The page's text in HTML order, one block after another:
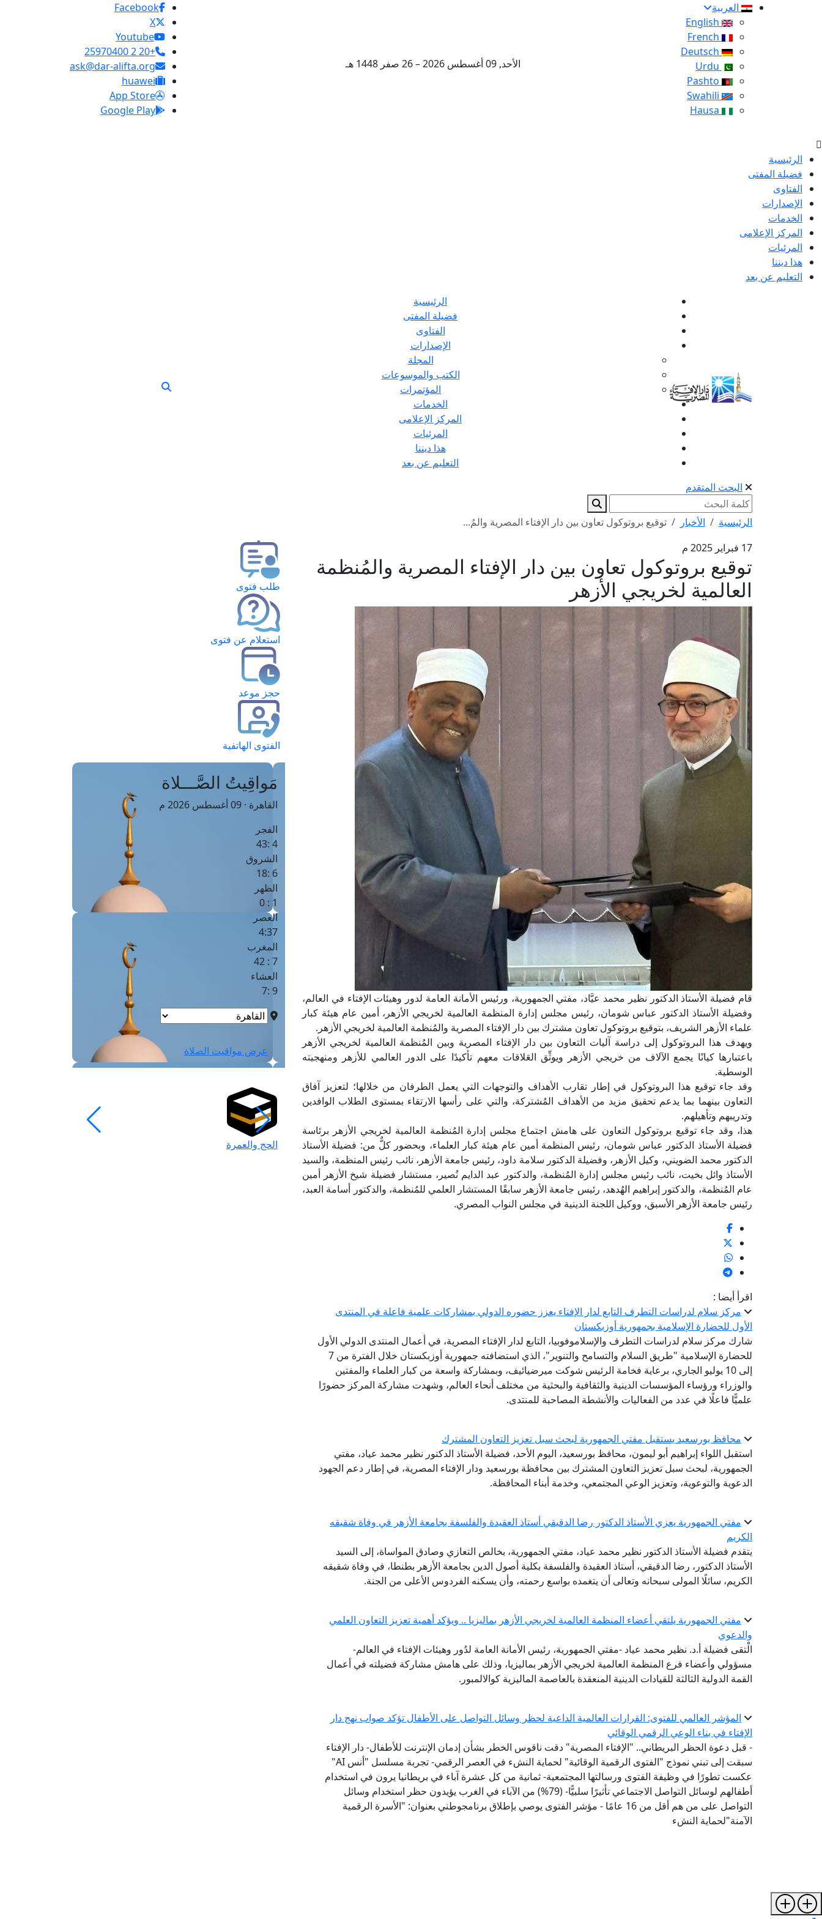
العربية
الأحد, 09 أغسطس 2026 – 26 صفر 1448 هـ
Facebook
X
Youtube
+20 2 25970400
ask@dar-alifta.org
huawei
App Store
Google Play
الرئيسية
فضيلة المفتى
الفتاوى
الإصدارات
الخدمات
المركز الإعلامى
المرئيات
هذا ديننا
التعليم عن بعد
الرئيسية
فضيلة المفتى
الفتاوى
الإصدارات
المجلة
الكتب والموسوعات
المؤتمرات
الخدمات
المركز الإعلامى
المرئيات
هذا ديننا
التعليم عن بعد
البحث المتقدم
الرئيسية الأخبار
توقيع بروتوكول تعاون بين دار الإفتاء المصرية والمُ...
17 فبراير 2025 م
توقيع بروتوكول تعاون بين دار الإفتاء المصرية والمُنظمة
العالمية لخريجي الأزهر
قام فضيلة الأستاذ الدكتور نظير محمد عيَّاد، مفتي الجمهورية، ورئيس الأمانة العامة لدور وهيئات الإفتاء في العالم،
وفضيلة الأستاذ الدكتور عباس شومان، رئيس مجلس إدارة المنظمة العالمية لخريجي الأزهر، أمين عام هيئة كبار
علماء الأزهر الشريف، بتوقيع بروتوكول تعاون مشترك بين دار الإفتاء المصرية والمُنظمة العالمية لخريجي الأزهر.
ويهدف هذا البروتوكول إلى دراسة آليات التعاون بين دار الإفتاء المصرية وبين المُنظمة العالمية لخريجي الأزهر
باعتبارها كيانًا يجمع الآلاف من خريجي الأزهر ويوثِّق العَلاقات معهم تأكيدًا على الدور العالمي للأزهر ومنهجيته
الوسطية.
وقد جاء توقيع هذا البروتوكول في إطار تقارب الأهداف والتوجهات التي يعمل الطرفان من خلالها؛ لتعزيز آفاق
التعاون بينهما بما يدعم تحقيق مزيد من الأهداف المُشتركة، والتي على رأسها الارتقاء بمستوى الطلاب الوافدين
وتدريبهم وتأهيلهم.
هذا، وقد جاء توقيع بروتوكول التعاون على هامش اجتماع مجلس إدارة المُنظمة العالمية لخريجي الأزهر برئاسة
فضيلة الأستاذ الدكتور عباس شومان، رئيس المنظمة أمين عام هيئة كبار العلماء، وبحضور كلٌّ من: فضيلة الأستاذ
الدكتور محمد الضويني، وكيل الأزهر، وفضيلة الدكتور سلامة داود، رئيس جامعة الأزهر، نائب رئيس المنظمة، والسيد
الأستاذ وائل بخيت، نائب رئيس مجلس إدارة المُنظمة، والدكتور عبد الدايم نُصير، مستشار فضيلة شيخ الأزهر أمين
عام المُنظمة، والدكتور إبراهيم الهُدهد، رئيس جامعة الأزهر سابقًا المستشار العلمي للمُنظمة، والدكتور أسامة العبد،
رئيس جامعة الأزهر الأسبق، ووكيل اللجنة الدينية في مجلس النواب المصري.
اقرأ أيضا :
مركز سلام لدراسات التطرف التابع لدار الإفتاء يعزز حضوره الدولي بمشاركات علمية فاعلة في المنتدى
الأول للحضارة الإسلامية بجمهورية أوزبكستان
شارك مركز سلام لدراسات التطرف والإسلاموفوبيا، التابع لدار الإفتاء المصرية، في أعمال المنتدى الدولي الأول
للحضارة الإسلامية "طريق السلام والتسامح والتنوير"، الذي استضافته جمهورية أوزبكستان خلال الفترة من 7
إلى 10 يوليو الجاري، برعاية فخامة الرئيس شوكت ميرضيائيف، وبمشاركة واسعة من كبار العلماء والمفتين
والوزراء ورؤساء المؤسسات الدينية والثقافية والبحثية من مختلف أنحاء العالم، وشهدت مشاركة المركز حضورًا
علميًّا فاعلًا في عدد من الفعاليات والأنشطة المصاحبة للمنتدى.
محافظ بورسعيد يستقبل مفتي الجمهورية لبحث سبل تعزيز التعاون المشترك
استقبل اللواء إبراهيم أبو ليمون، محافظ بورسعيد، اليوم الأحد، فضيلة الأستاذ الدكتور نظير محمد عياد، مفتي
الجمهورية، لبحث سبل تعزيز التعاون المشترك بين محافظة بورسعيد ودار الإفتاء المصرية، في إطار دعم الجهود
الدعوية والتوعوية، وتعزيز الوعي المجتمعي، وخدمة أبناء المحافظة.
مفتي الجمهورية يعزي الأستاذ الدكتور رضا الدقيقي أستاذ العقيدة والفلسفة بجامعة الأزهر في وفاة شقيقه
الكريم
يتقدم فضيلة الأستاذ الدكتور نظير محمد عياد، مفتي الجمهورية، بخالص التعازي وصادق المواساة، إلى السيد
الأستاذ الدكتور، رضا الدقيقي، أستاذ العقيدة والفلسفة بكلية أصول الدين بجامعة الأزهر بطنطا، في وفاة شقيقه
الكريم، سائلًا المولى سبحانه وتعالى أن يتغمده بواسع رحمته، وأن يسكنه الفردوس الأعلى من الجنة.
مفتي الجمهورية يلتقي أعضاء المنظمة العالمية لخريجي الأزهر بماليزيا .. ويؤكد أهمية تعزيز التعاون العلمي
والدعوي
الْتقى فضيلة أ.د. نظير محمد عياد -مفتي الجمهورية، رئيس الأمانة العامة لدُور وهيئات الإفتاء في العالم-
مسؤولي وأعضاء فرع المنظمة العالمية لخريجي الأزهر بماليزيا، وذلك على هامش مشاركة فضيلته في أعمال
القمة الدولية الثالثة للقيادات الدينية المنعقدة بالعاصمة الماليزية كوالالمبور.
المؤشر العالمي للفتوى: القرارات العالمية الداعية لحظر وسائل التواصل على الأطفال تؤكد صواب نهج دار
الإفتاء في بناء الوعي الرقمي الوقائي
- قبل دعوة الحظر البريطاني.. "الإفتاء المصرية" دقت ناقوس الخطر بشأن إدمان الإنترنت للأطفال- دار الإفتاء
سبقت إلى تبني نموذج "الفتوى الرقمية الوقائية" لحماية النشء في العصر الرقمي- تجربة مسلسل "أنس AI"
عكست تطورًا في وظيفة الفتوى ورسالتها المجتمعية- ثمانية من كل عشرة آباء في بريطانيا يرون في استخدام
أطفالهم لوسائل التواصل الاجتماعي تأثيرًا سلبيًّا- (79%) من الآباء في الغرب يؤيدون حظر استخدام وسائل
التواصل على من هم أقل من 16 عامًا - مؤشر الفتوى يوصي بإطلاق برنامجوطني بعنوان: "الأسرة الرقمية
الآمنة"لحماية النشء
طلب فتوى
استعلام عن فتوى
حجز موعد
الفتوى الهاتفية
مَواقِيتُ الصَّـــلاة
القاهرة · 09 أغسطس 2026 م
الفجر
4 :43
الشروق
6 :18
الظهر
1 : 0
العصر
4:37
المغرب
7 : 42
العشاء
9 :7
عرض مواقيت الصلاة
الحج والعمرة